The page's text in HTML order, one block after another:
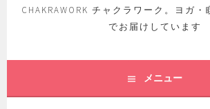
CHAKRAWORK チャクラワーク。ヨガ
でお届けしています
メニュー